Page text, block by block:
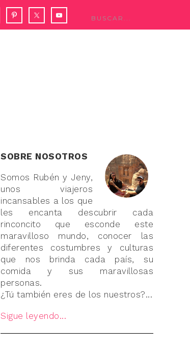
SOBRE NOSOTROS
Somos Rubén y Jeny,
unos viajeros
incansables a los que
les encanta descubrir cada
rinconcito que esconde este
maravilloso mundo, conocer las
diferentes costumbres y culturas
que nos brinda cada país, su
comida y sus maravillosas
personas.
¿Tú también eres de los nuestros?...
Sigue leyendo...